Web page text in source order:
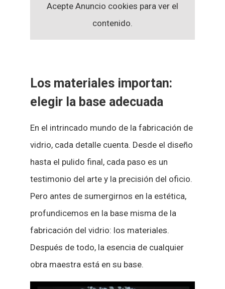
Acepte Anuncio cookies para ver el
contenido.
Los materiales importan:
elegir la base adecuada
En el intrincado mundo de la fabricación de
vidrio, cada detalle cuenta. Desde el diseño
hasta el pulido final, cada paso es un
testimonio del arte y la precisión del oficio.
Pero antes de sumergirnos en la estética,
profundicemos en la base misma de la
fabricación del vidrio: los materiales.
Después de todo, la esencia de cualquier
obra maestra está en su base.